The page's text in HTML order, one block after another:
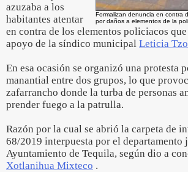
Formalizan denuncia en contra
por daños a elementos de la
azuzaba a los
habitantes atentar
en contra de los elementos policiacos
apoyo de la síndico municipal Leticia
En esa ocasión se organizó una protesta
manantial entre dos grupos, lo que
zafarrancho donde la turba de personas
prender fuego a la patrulla.
Razón por la cual se abrió la carpeta de
68/2019 interpuesta por el
Ayuntamiento de Tequila, según dio a
Xotlanihua Mixteco .